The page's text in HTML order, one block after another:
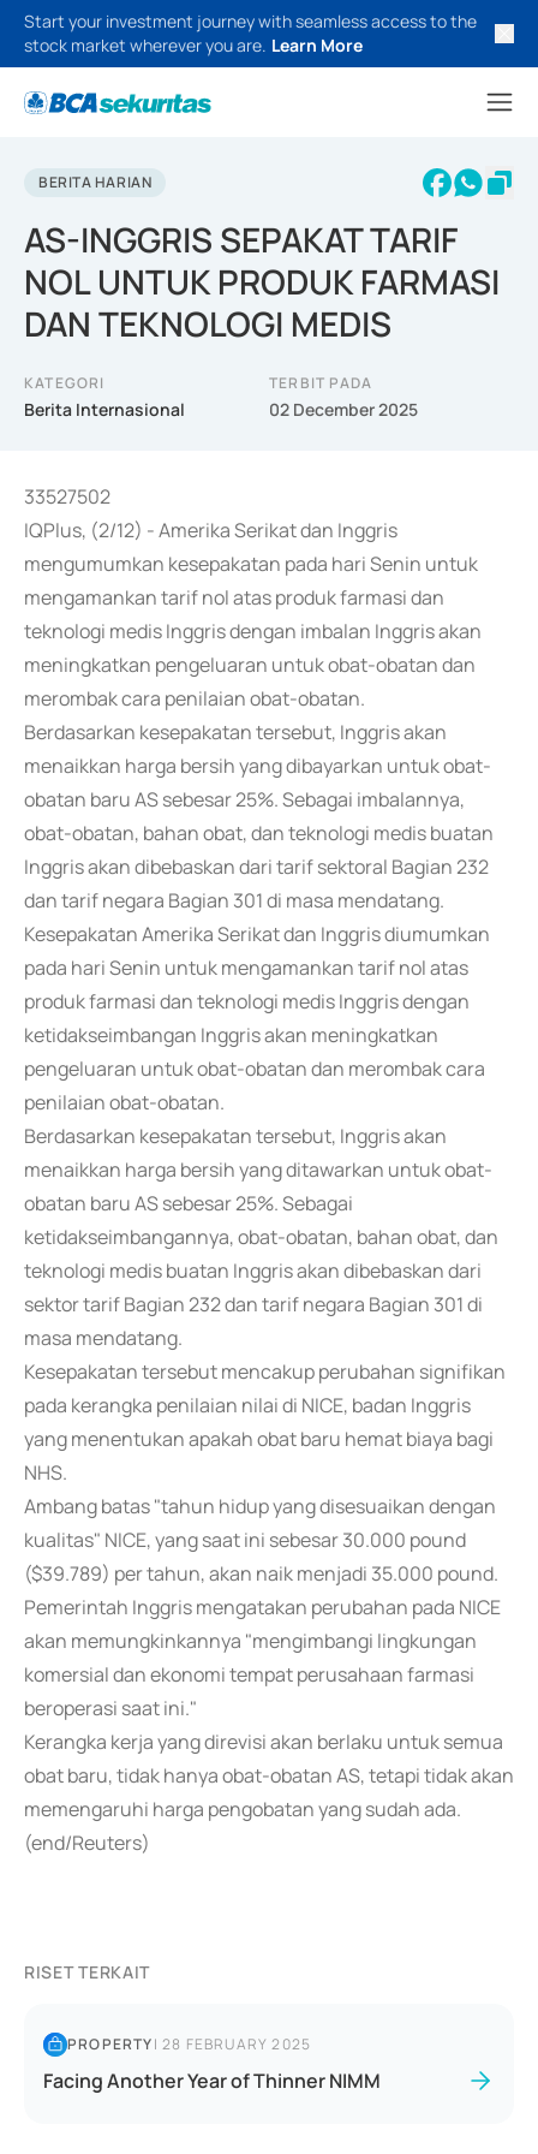
Start your investment journey with seamless access to the
stock market wherever you are. Learn More
BERITA HARIAN
AS-INGGRIS SEPAKAT TARIF
NOL UNTUK PRODUK FARMASI
DAN TEKNOLOGI MEDIS
KATEGORI
Berita Internasional
TERBIT PADA
02 December 2025
33527502
IQPlus, (2/12) - Amerika Serikat dan Inggris
mengumumkan kesepakatan pada hari Senin untuk
mengamankan tarif nol atas produk farmasi dan
teknologi medis Inggris dengan imbalan Inggris akan
meningkatkan pengeluaran untuk obat-obatan dan
merombak cara penilaian obat-obatan.
Berdasarkan kesepakatan tersebut, Inggris akan
menaikkan harga bersih yang dibayarkan untuk obat-
obatan baru AS sebesar 25%. Sebagai imbalannya,
obat-obatan, bahan obat, dan teknologi medis buatan
Inggris akan dibebaskan dari tarif sektoral Bagian 232
dan tarif negara Bagian 301 di masa mendatang.
Kesepakatan Amerika Serikat dan Inggris diumumkan
pada hari Senin untuk mengamankan tarif nol atas
produk farmasi dan teknologi medis Inggris dengan
ketidakseimbangan Inggris akan meningkatkan
pengeluaran untuk obat-obatan dan merombak cara
penilaian obat-obatan.
Berdasarkan kesepakatan tersebut, Inggris akan
menaikkan harga bersih yang ditawarkan untuk obat-
obatan baru AS sebesar 25%. Sebagai
ketidakseimbangannya, obat-obatan, bahan obat, dan
teknologi medis buatan Inggris akan dibebaskan dari
sektor tarif Bagian 232 dan tarif negara Bagian 301 di
masa mendatang.
Kesepakatan tersebut mencakup perubahan signifikan
pada kerangka penilaian nilai di NICE, badan Inggris
yang menentukan apakah obat baru hemat biaya bagi
NHS.
Ambang batas "tahun hidup yang disesuaikan dengan
kualitas" NICE, yang saat ini sebesar 30.000 pound
($39.789) per tahun, akan naik menjadi 35.000 pound.
Pemerintah Inggris mengatakan perubahan pada NICE
akan memungkinkannya "mengimbangi lingkungan
komersial dan ekonomi tempat perusahaan farmasi
beroperasi saat ini."
Kerangka kerja yang direvisi akan berlaku untuk semua
obat baru, tidak hanya obat-obatan AS, tetapi tidak akan
memengaruhi harga pengobatan yang sudah ada.
(end/Reuters)
RISET TERKAIT
PROPERTY|28 FEBRUARY 2025
Facing Another Year of Thinner NIMM